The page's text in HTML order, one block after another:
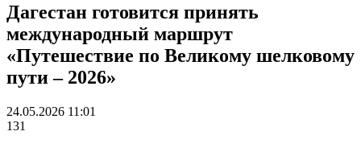
Дагестан готовится принять
международный маршрут
«Путешествие по Великому шелковому
пути – 2026»
24.05.2026 11:01
131